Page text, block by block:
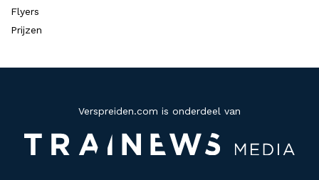
Flyers
Prijzen
Verspreiden.com is onderdeel van